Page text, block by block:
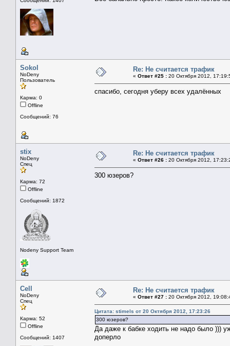
Sokol
NoDeny
Пользователь
Карма: 0
Offline
Сообщений: 76
Re: Не считается трафик
« Ответ #25 : 20 Октября 2012,
спасибо, сегодня уберу всех удалённых
stix
NoDeny
Спец
Карма: 72
Offline
Сообщений: 1872
Nodeny Support Team
Re: Не считается трафик
« Ответ #26 : 20 Октября 2012,
300 юзеров?
Cell
NoDeny
Спец
Карма: 52
Offline
Сообщений: 1407
Re: Не считается трафик
« Ответ #27 : 20 Октября 2012,
Цитата: stimels от 20 Октября 2012, 17:23:26
300 юзеров?
Да даже к бабке ходить не надо было )))
доперло